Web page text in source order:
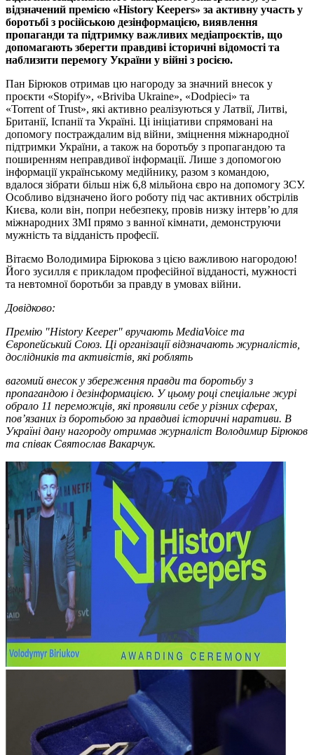
відзначений премією «History Keepers» за активну участь у
боротьбі з російською дезінформацією, виявлення
пропаганди та підтримку важливих медіапроєктів, що
допомагають зберегти правдиві історичні відомості та
наблизити перемогу України у війні з росією.
Пан Бірюков отримав цю нагороду за значний внесок у
проєкти «Stopify», «Briviba Ukraine», «Dodpieci» та
«Torrent of Trust», які активно реалізуються у Латвії, Литві,
Британії, Іспанії та Україні. Ці ініціативи спрямовані на
допомогу постраждалим від війни, зміцнення міжнародної
підтримки України, а також на боротьбу з пропагандою та
поширенням неправдивої інформації. Лише з допомогою
інформації українському медійнику, разом з командою,
вдалося зібрати більш ніж 6,8 мільйона євро на допомогу ЗСУ.
Особливо відзначено його роботу під час активних обстрілів
Києва, коли він, попри небезпеку, провів низку інтерв’ю для
міжнародних ЗМІ прямо з ванної кімнати, демонструючи
мужність та відданість професії.
Вітаємо Володимира Бірюкова з цією важливою нагородою!
Його зусилля є прикладом професійної відданості, мужності
та невтомної боротьби за правду в умовах війни.
Довідково:
Премію "History Keeper" вручають MediaVoice та
Європейський Союз. Ці організації відзначають журналістів,
дослідників та активістів, які роблять
вагомий внесок узбереження правди та боротьбу з
пропагандою і дезінформацією. У цьому році спеціальне журі
обрало 11 переможців, які проявили себе у різних сферах,
пов’язаних із боротьбою за правдиві історичні наративи. В
Україні дану нагороду отримав журналіст Володимир Бірюков
та співак Святослав Вакарчук.